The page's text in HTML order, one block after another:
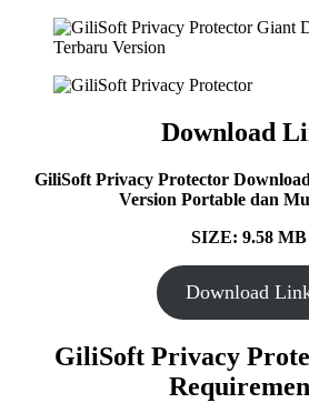
Download
GiliSoft Privacy Protector
Version Portable dan
SIZE: 9.58 MB
Download
GiliSoft Privacy